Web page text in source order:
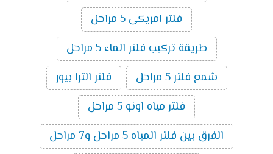
فلتر امريكى 5 مراحل
طريقة تركيب فلتر الماء 5 مراحل
شمع فلتر 5 مراحل
فلتر الترا بيور
فلتر مياه اونو 5 مراحل
الفرق بين فلتر المياه 5 مراحل و7 مراحل